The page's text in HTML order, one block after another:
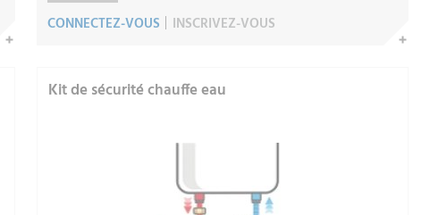
CONNECTEZ-VOUS INSCRIVEZ-VOUS
Kit de sécurité chauffe eau